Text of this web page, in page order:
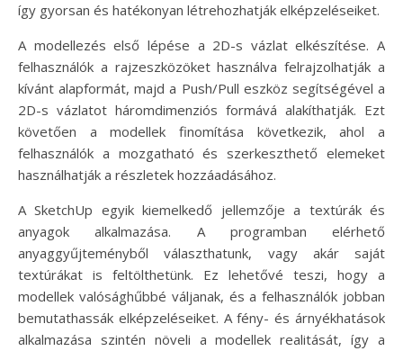
így gyorsan és hatékonyan létrehozhatják elképzeléseiket.
A modellezés első lépése a 2D-s vázlat elkészítése. A
felhasználók a rajzeszközöket használva felrajzolhatják a
kívánt alapformát, majd a Push/Pull eszköz segítségével a
2D-s vázlatot háromdimenziós formává alakíthatják. Ezt
követően a modellek finomítása következik, ahol a
felhasználók a mozgatható és szerkeszthető elemeket
használhatják a részletek hozzáadásához.
A SketchUp egyik kiemelkedő jellemzője a textúrák és
anyagok alkalmazása. A programban elérhető
anyaggyűjteményből választhatunk, vagy akár saját
textúrákat is feltölthetünk. Ez lehetővé teszi, hogy a
modellek valósághűbbé váljanak, és a felhasználók jobban
bemutathassák elképzeléseiket. A fény- és árnyékhatások
alkalmazása szintén növeli a modellek realitását, így a